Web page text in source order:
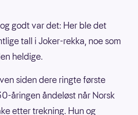
godt var det: Her ble det
tall i Joker-rekka, noe som
heldige.
siden dere ringte første
åringen åndeløst når Norsk
etter trekning. Hun og